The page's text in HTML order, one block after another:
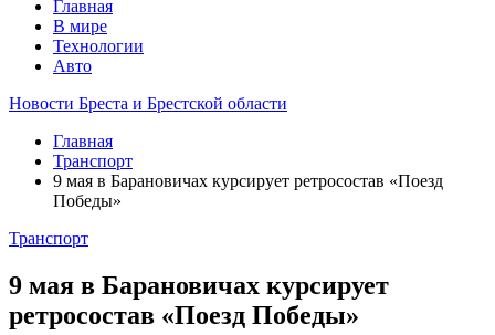
Главная
В мире
Технологии
Авто
Новости Бреста и Брестской области
Главная
Транспорт
9 мая в Барановичах курсирует ретросостав «Поезд
Победы»
Транспорт
9 мая в Барановичах курсирует
ретросостав «Поезд Победы»